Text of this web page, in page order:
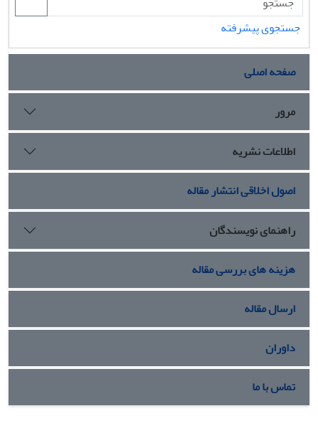
جستجوی پیشرفته
صفحه اصلی
مرور
اطلاعات نشریه
اصول اخلاقی انتشار مقاله
راهنمای نویسندگان
هزینه های بررسی مقاله
ارسال مقاله
داوران
تماس با ما